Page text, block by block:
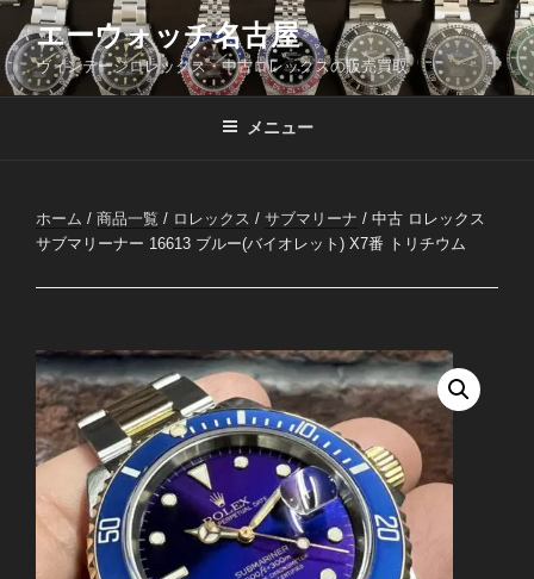
コ
ン
テ
ン
エーウォッチ名古屋
ヴィンテージロレックス・中古ロレックスの販売買取
メニュー
ホーム / 商品一覧 / ロレックス / サブマリーナ / 中古 ロレックス
サブマリーナー 16613 ブルー(バイオレット) X7番 トリチウム